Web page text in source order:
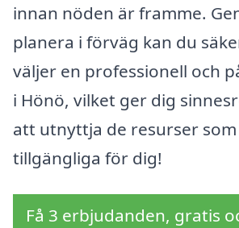
innan nöden är framme.
planera i förväg kan du
väljer en professionell och
i Hönö, vilket ger dig
att utnyttja de resurser
tillgängliga för dig!
Få 3 erbjudanden, gratis